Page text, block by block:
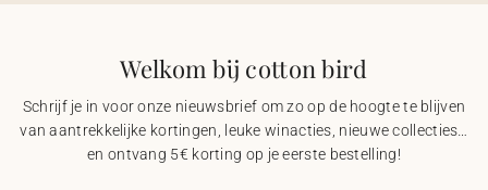
Welkom bij cotton bird
Schrijf je in voor onze nieuwsbrief om zo op de hoogte te blijven
van aantrekkelijke kortingen, leuke winacties, nieuwe collecties…
en ontvang 5€ korting op je eerste bestelling!